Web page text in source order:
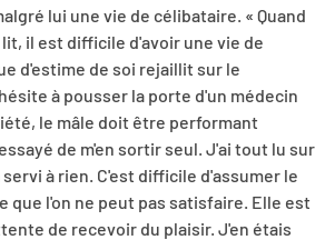
lui une vie de célibataire. « Quand
lit, il est difficile d'avoir une vie de
d'estime de soi rejaillit sur le
à pousser la porte d'un médecin
le mâle doit être performant
de m'en sortir seul. J'ai tout lu sur
servi à rien. C'est difficile d'assumer le
que l'on ne peut pas satisfaire. Elle est
de recevoir du plaisir. J'en étais